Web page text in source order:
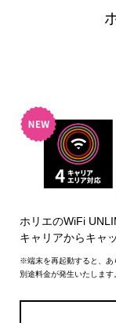
ホリエのWiFi
キャリアからキャ
※端末を再起動すると、あ
別途料金が発生いたします